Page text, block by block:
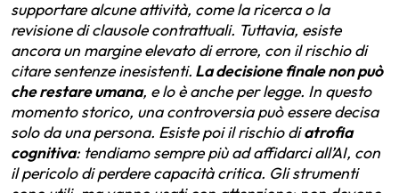
supportare alcune attività, come la ricerca o la
revisione di clausole contrattuali. Tuttavia, esiste
ancora un margine elevato di errore, con il rischio di
citare sentenze inesistenti. La decisione finale non può
che restare umana, e lo è anche per legge. In questo
momento storico, una controversia può essere decisa
solo da una persona. Esiste poi il rischio diatrofia
cognitiva: tendiamo sempre più ad affidarci all’AI, con
il pericolo di perdere capacità critica. Gli strumenti